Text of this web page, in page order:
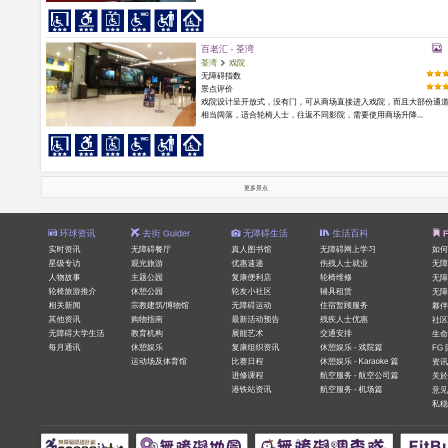
百老汇 - 荃湾
荃湾
戏院
无障碍指数
景点评价
戏院设计呈开放式，没有门，可从商场直接进入戏院，而且大部份通
相当阔落，适合轮椅人士，往返不同影院，需要使用商场升降...
更多景点
环球资讯
实时资讯
星级专访
人物故事
轮椅旅游推介
相关新闻
其他资讯
无障碍大学生活
每月通讯
去街 Guider
无障碍餐厅
观光旅游
主题公园
休憩公园
宗教建筑/博物馆
购物指南
教育机构
休憩娱乐
运动场及体育馆
无障碍生活
真人图书馆
优惠速递
复康便利店
轮友小社区
无障碍运动
最新活动预告
展能艺术
复康组织资讯
比赛日程
进修课程
港铁站资讯
生活百科
无障碍网上学习
伤残人士就业
轮椅维修
辅具租赁
住宿暂顾服务
残疾人士优惠
交通安排
休憩娱乐 - 戏院篇
休憩娱乐 - Karaoke 篇
航空服务 - 航空公司篇
航空服务 - 机场篇
如
无
无
无
夥
社
生
FG
资
关
意
私